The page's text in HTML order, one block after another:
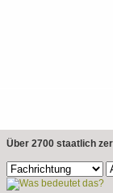
Über 2700 staatlich